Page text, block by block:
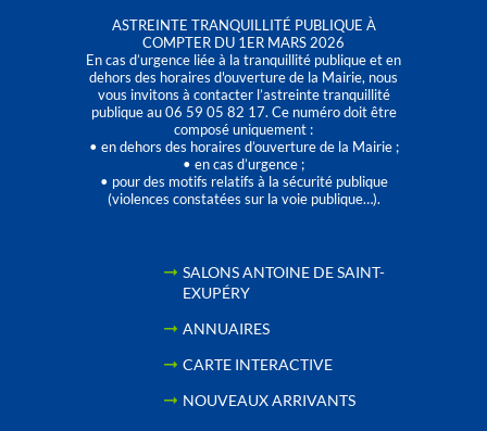
ASTREINTE TRANQUILLITÉ PUBLIQUE À
COMPTER DU 1ER MARS 2026
En cas d’urgence liée à la tranquillité publique et en
dehors des horaires d'ouverture de la Mairie, nous
vous invitons à contacter l’astreinte tranquillité
publique au 06 59 05 82 17. Ce numéro doit être
composé uniquement :
• en dehors des horaires d’ouverture de la Mairie ;
• en cas d’urgence ;
• pour des motifs relatifs à la sécurité publique
(violences constatées sur la voie publique…).
SALONS ANTOINE DE SAINT-
EXUPÉRY
ANNUAIRES
CARTE INTERACTIVE
NOUVEAUX ARRIVANTS